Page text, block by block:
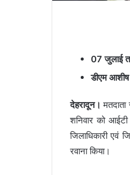
07 जुलाई
डीएम
देहरादून।
शनिवार को
जिलाधिकारी एवं
रवाना किया।